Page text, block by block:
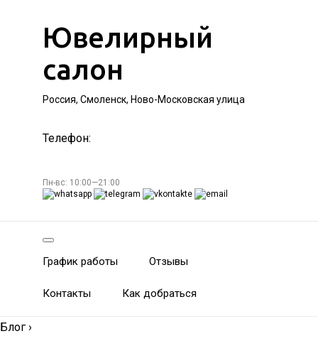
Ювелирный
салон
Россия, Смоленск, Ново-Московская улица
Телефон:
Пн-вс: 10:00—21:00
График работы Отзывы
Контакты Как добраться
Блог ›